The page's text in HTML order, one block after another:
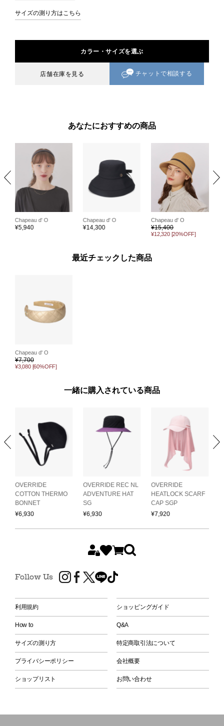
サイズの測り方はこちら
カラー・サイズを選ぶ
店舗在庫を見る チャットで相談する
あなたにおすすめの商品
Chapeau d' O
¥5,940
Chapeau d' O
¥14,300
Chapeau d' O
¥15,400
¥12,320 [20%OFF]
最近チェックした商品
Chapeau d' O
¥7,700
¥3,080 [60%OFF]
一緒に購入されている商品
OVERRIDE
COTTON THERMO
BONNET
¥6,930
OVERRIDE REC NL
ADVENTURE HAT
SG
¥6,930
OVERRIDE
HEATLOCK SCARF
CAP SGP
¥7,920
Follow Us
利用規約 ショッピングガイド
How to Q&A
サイズの測り方 特定商取引法について
プライバシーポリシー 会社概要
ショップリスト お問い合わせ